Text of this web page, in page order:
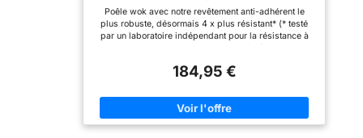
Poêle wok avec notre revêtement anti-adhérent le
plus robuste, désormais 4 x plus résistant* (* testé
par un laboratoire indépendant pour la résistance à
revêtement anti-adhérent à 3 couches, Répartition
en aluminium forgé, Manche ergonomique riveté en
inox pour une manipulation confortable et sécurisée,
Compatible à l'induction grâce au disque en inox
184,95 €